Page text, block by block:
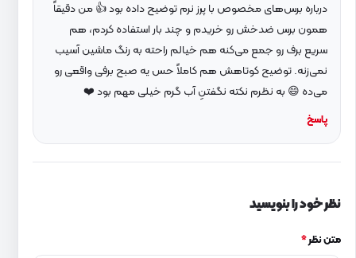
درباره برس‌های مخصوص با پرز نرم توضیح داده بود 👍 من دقیقاً
همون برس ضدخش رو خریدم و چند بار استفاده کردم، هم
سریع برف رو جمع می‌کنه هم خیالم راحته به رنگ ماشین آسیب
نمی‌زنه. توضیح کوتاهش هم کاملاً حس یه صبح برفی واقعی رو
می‌ده 😄 به نظرم نکته نگفتنِ آب گرم خیلی مهم بود ❤️
پاسخ
نظر خود را بنویسید
متن نظر*